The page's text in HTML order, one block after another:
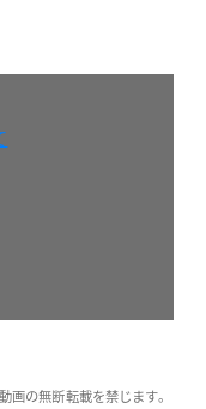
画の無断転載を禁じます。